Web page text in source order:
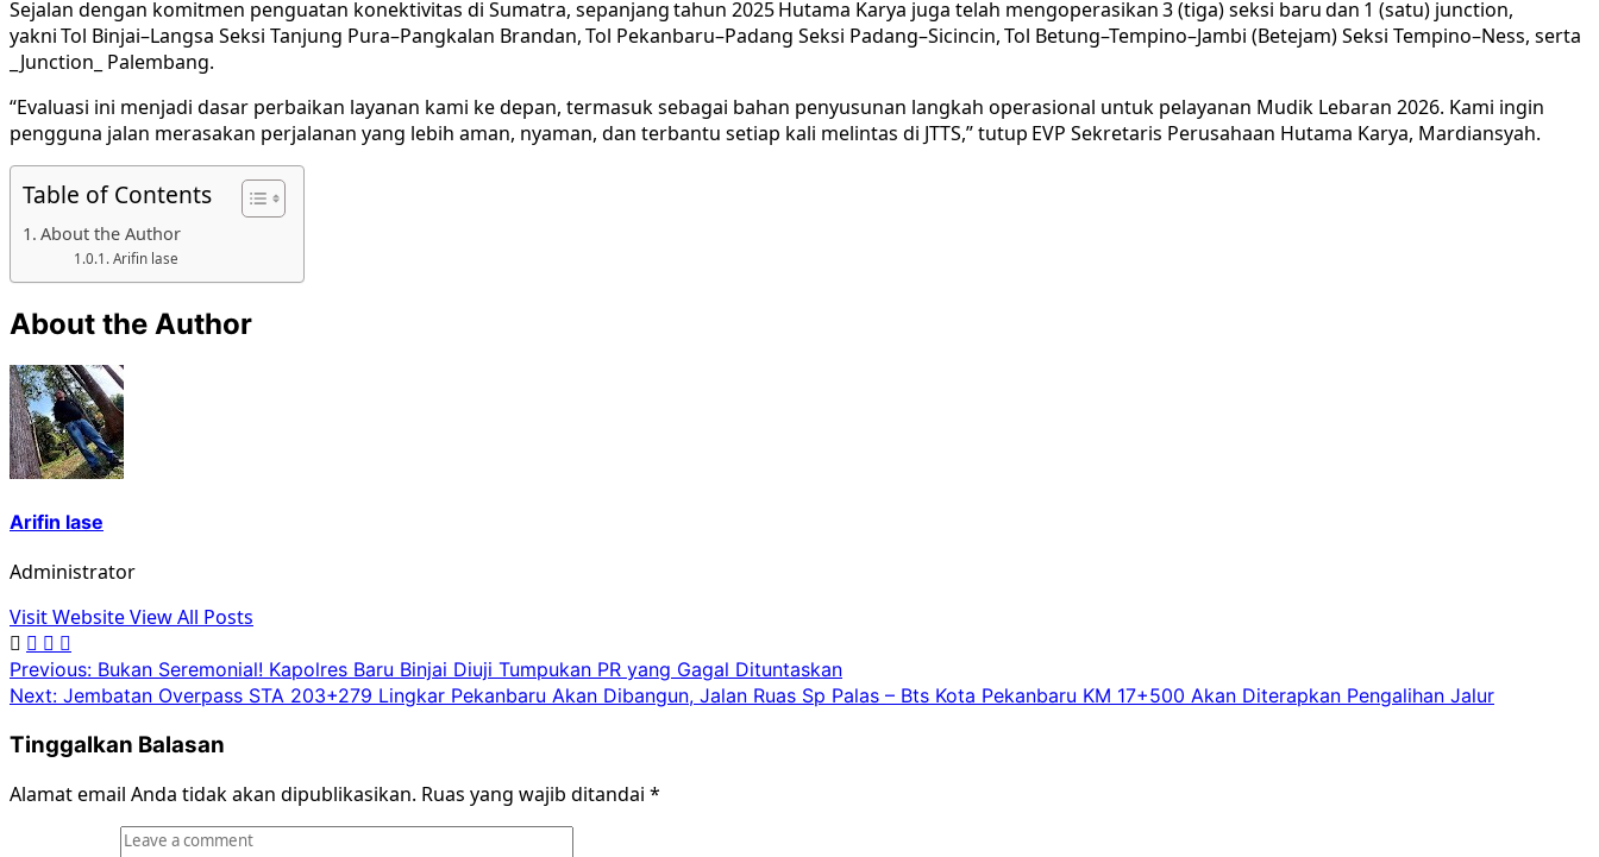
Sejalan dengan komitmen penguatan konektivitas di Sumatra, sepanjang tahun 2025 Hutama Karya juga telah mengoperasikan 3 (tiga) seksi baru dan 1 (satu) junction,
yakni Tol Binjai–Langsa Seksi Tanjung Pura–Pangkalan Brandan, Tol Pekanbaru–Padang Seksi Padang–Sicincin, Tol Betung–Tempino–Jambi (Betejam) Seksi Tempino–Ness, serta
_Junction_ Palembang.
“Evaluasi ini menjadi dasar perbaikan layanan kami ke depan, termasuk sebagai bahan penyusunan langkah operasional untuk pelayanan Mudik Lebaran 2026. Kami ingin
pengguna jalan merasakan perjalanan yang lebih aman, nyaman, dan terbantu setiap kali melintas di JTTS,” tutup EVP Sekretaris Perusahaan Hutama Karya, Mardiansyah.
Table of Contents
About the Author
Arifin lase
About the Author
Arifin lase
Administrator
Visit WebsiteView All Posts
Previous: Bukan Seremonial! Kapolres Baru Binjai Diuji Tumpukan PR yang Gagal Dituntaskan
Next: Jembatan Overpass STA 203+279 Lingkar Pekanbaru Akan Dibangun, Jalan Ruas Sp Palas – Bts Kota Pekanbaru KM 17+500 Akan Diterapkan Pengalihan Jalur
Tinggalkan Balasan
Alamat email Anda tidak akan dipublikasikan. Ruas yang wajib ditandai *